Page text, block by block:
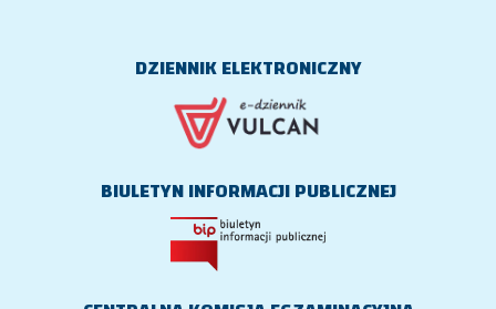
DZIENNIK ELEKTRONICZNY
BIULETYN INFORMACJI PUBLICZNEJ